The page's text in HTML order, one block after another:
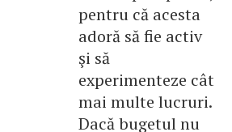
pentru că acesta
adoră să fie activ
şi să
experimenteze cât
mai multe lucruri.
Dacă bugetul nu